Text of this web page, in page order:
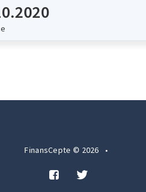
FinansCepte © 2026 •